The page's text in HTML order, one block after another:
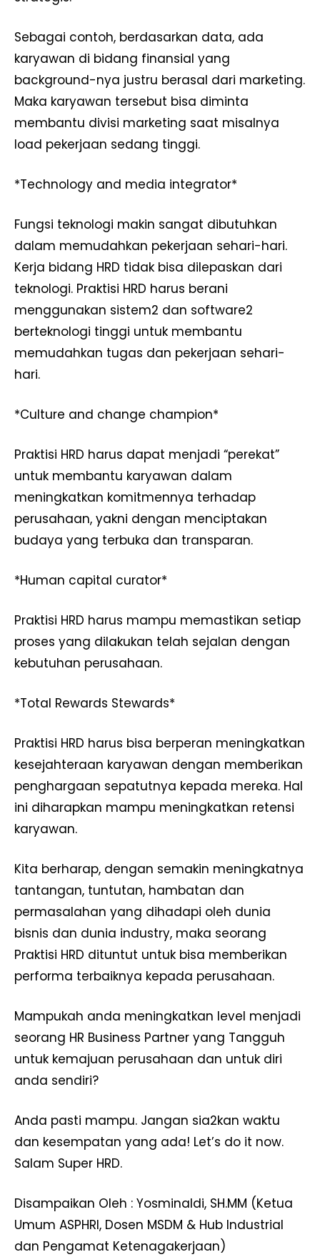
Company
Disclaimer
Kontak Kami
Redaksi
Tentang Kami
Indeks Berita
Sebagai contoh, berdasarkan data, ada
karyawan di bidang finansial yang
background-nya justru berasal dari marketing.
Maka karyawan tersebut bisa diminta
membantu divisi marketing saat misalnya
load pekerjaan sedang tinggi.
*Technology and media integrator*
Fungsi teknologi makin sangat dibutuhkan
dalam memudahkan pekerjaan sehari-hari.
Kerja bidang HRD tidak bisa dilepaskan dari
teknologi. Praktisi HRD harus berani
menggunakan sistem2 dan software2
berteknologi tinggi untuk membantu
memudahkan tugas dan pekerjaan sehari-
hari.
*Culture and change champion*
Praktisi HRD harus dapat menjadi “perekat”
untuk membantu karyawan dalam
meningkatkan komitmennya terhadap
perusahaan, yakni dengan menciptakan
budaya yang terbuka dan transparan.
*Human capital curator*
Praktisi HRD harus mampu memastikan setiap
proses yang dilakukan telah sejalan dengan
kebutuhan perusahaan.
*Total Rewards Stewards*
Praktisi HRD harus bisa berperan meningkatkan
kesejahteraan karyawan dengan memberikan
penghargaan sepatutnya kepada mereka. Hal
ini diharapkan mampu meningkatkan retensi
karyawan.
Kita berharap, dengan semakin meningkatnya
tantangan, tuntutan, hambatan dan
permasalahan yang dihadapi oleh dunia
bisnis dan dunia industry, maka seorang
Praktisi HRD dituntut untuk bisa memberikan
performa terbaiknya kepada perusahaan.
Mampukah anda meningkatkan level menjadi
seorang HR Business Partner yang Tangguh
untuk kemajuan perusahaan dan untuk diri
anda sendiri?
Anda pasti mampu. Jangan sia2kan waktu
dan kesempatan yang ada! Let’s do it now.
Salam Super HRD.
Disampaikan Oleh : Yosminaldi, SH.MM (Ketua
Umum ASPHRI, Dosen MSDM & Hub Industrial
dan Pengamat Ketenagakerjaan)